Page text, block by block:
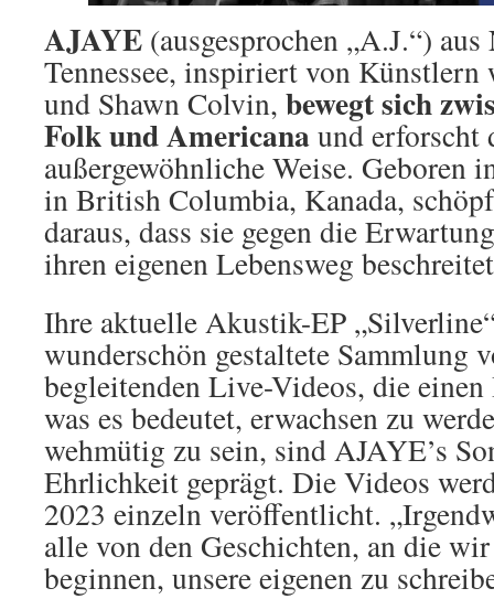
AJAYE (ausgesprochen „A.J.“)
Tennessee, inspiriert von
und Shawn Colvin, bewegt sich
Folk und Americanaund erforscht
außergewöhnliche Weise. Geboren
in British Columbia, Kanada,
daraus, dass sie gegen die
ihren eigenen Lebensweg
Ihre aktuelle Akustik-EP
wunderschön gestaltete Sammlung
begleitenden Live-Videos, die
was es bedeutet, erwachsen zu
wehmütig zu sein, sind AJAYE’s
Ehrlichkeit geprägt. Die Videos
2023 einzeln veröffentlicht.
alle von den Geschichten, an die
beginnen, unsere eigenen zu